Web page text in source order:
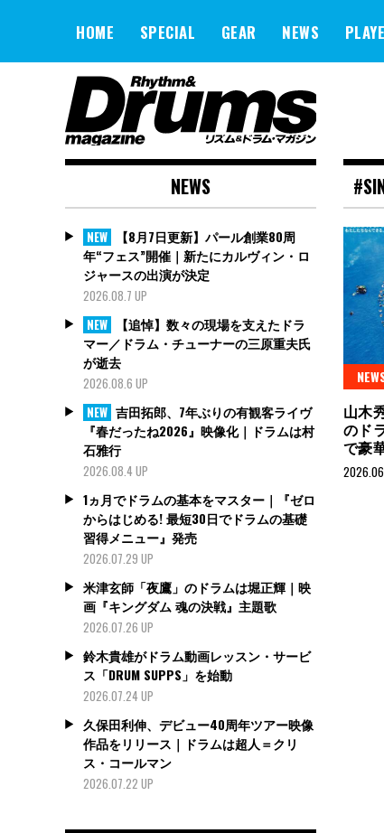
HOME SPECIAL GEAR NEWS
山木
のド
で豪
NEWS
NEW
【8月7日更新】パール創業80周
年“フェス”開催｜新たにカルヴィン・ロ
ジャースの出演が決定
2026.08.7 UP
NEW
【追悼】数々の現場を支えたドラ
マー／ドラム・チューナーの三原重夫氏
が逝去
2026.08.6 UP
NEW 吉田拓郎、7年ぶりの有観客ライヴ
『春だったね2026』映像化｜ドラムは村
石雅行
2026.08.4 UP
1ヵ月でドラムの基本をマスター｜『ゼロ
からはじめる! 最短30日でドラムの基礎
習得メニュー』発売
2026.07.29 UP
米津玄師「夜鷹」のドラムは堀正輝｜映
画『キングダム 魂の決戦』主題歌
2026.07.26 UP
鈴木貴雄がドラム動画レッスン・サービ
ス「DRUM SUPPS」を始動
2026.07.24 UP
久保田利伸、デビュー40周年ツアー映像
作品をリリース｜ドラムは超人＝クリ
ス・コールマン
2026.07.22 UP